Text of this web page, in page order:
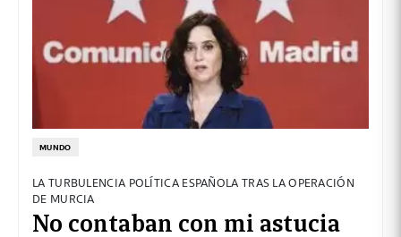
MUNDO
LA TURBULENCIA POLÍTICA ESPAÑOLA TRAS LA OPERACIÓN
DE MURCIA
No contaban con mi astucia